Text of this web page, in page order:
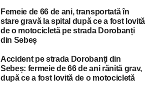
Femeie de 66 de ani, transportată în
stare gravă la spital după ce a fost lovită
de o motocicletă pe strada Dorobanți
din Sebeș
Accident pe strada Dorobanți din
Sebeș: fermeie de 66 de ani rănită grav,
după ce a fost lovită de o motocicletă